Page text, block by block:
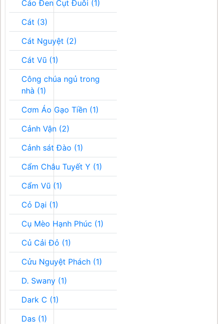
Cáo Đen Cụt Đuôi (1)
Cát (3)
Cát Nguyệt (2)
Cát Vũ (1)
Công chúa ngủ trong
nhà (1)
Cơm Áo Gạo Tiền (1)
Cảnh Vận (2)
Cảnh sát Đào (1)
Cẩm Châu Tuyết Y (1)
Cẩm Vũ (1)
Cỏ Dại (1)
Cụ Mèo Hạnh Phúc (1)
Củ Cải Đỏ (1)
Cửu Nguyệt Phách (1)
D. Swany (1)
Dark C (1)
Das (1)